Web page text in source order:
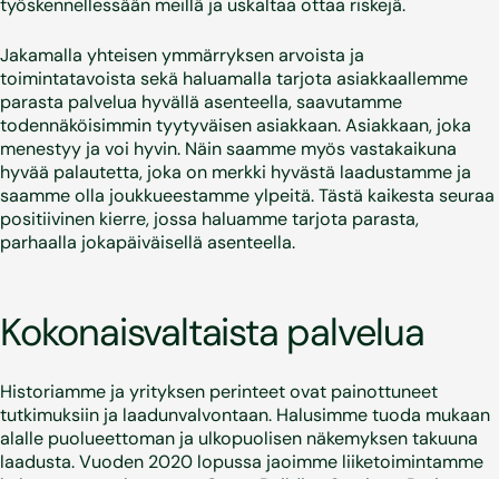
työskennellessään meillä ja uskaltaa ottaa riskejä.
Jakamalla yhteisen ymmärryksen arvoista ja
toimintatavoista sekä haluamalla tarjota asiakkaallemme
parasta palvelua hyvällä asenteella, saavutamme
todennäköisimmin tyytyväisen asiakkaan. Asiakkaan, joka
menestyy ja voi hyvin. Näin saamme myös vastakaikuna
hyvää palautetta, joka on merkki hyvästä laadustamme ja
saamme olla joukkueestamme ylpeitä. Tästä kaikesta seuraa
positiivinen kierre, jossa haluamme tarjota parasta,
parhaalla jokapäiväisellä asenteella.
Kokonaisvaltaista palvelua
Historiamme ja yrityksen perinteet ovat painottuneet
tutkimuksiin ja laadunvalvontaan. Halusimme tuoda mukaan
alalle puolueettoman ja ulkopuolisen näkemyksen takuuna
laadusta. Vuoden 2020 lopussa jaoimme liiketoimintamme